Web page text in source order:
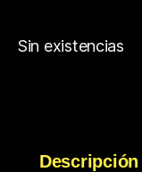
Sin existencias
Descripción